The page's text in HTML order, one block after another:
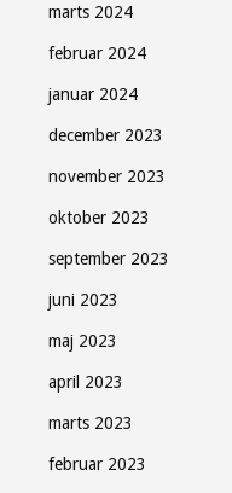
marts 2024
februar 2024
januar 2024
december 2023
november 2023
oktober 2023
september 2023
juni 2023
maj 2023
april 2023
marts 2023
februar 2023